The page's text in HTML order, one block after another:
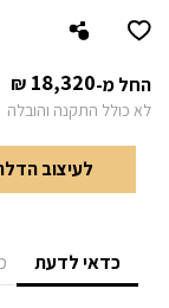
החל מ- ₪ 18,320
לא כולל התקנה והובלה
לעיצוב
כדאי לדעת